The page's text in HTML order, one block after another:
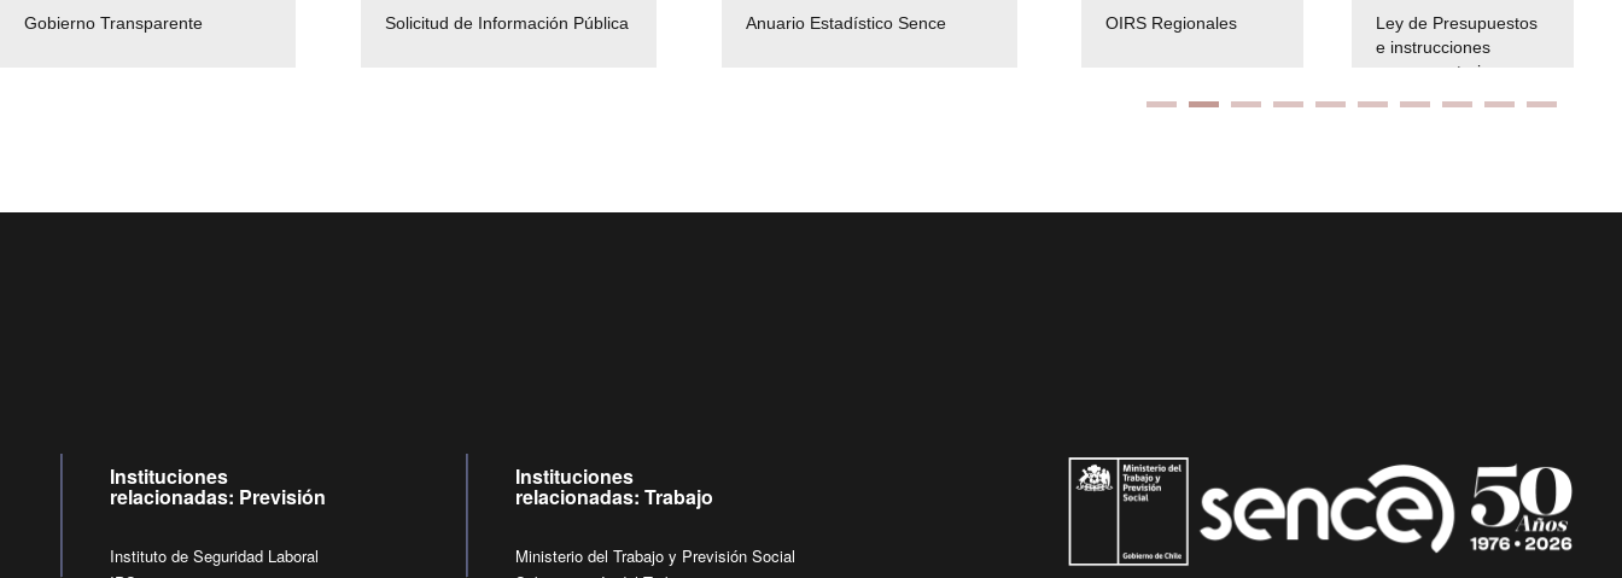
Gobierno Transparente Solicitud de Información Pública Anuario Estadístico Sence
Pago Proveedores
Empleos Públicos
Solicitud Audiencias y
OIRS Regionales
Ley de Presupuestos
e instrucciones
presuspuetarias
Instituciones
relacionadas: Previsión
Instituto de Seguridad Laboral
Instituciones
relacionadas: Trabajo
Ministerio del Trabajo y Previsión Social